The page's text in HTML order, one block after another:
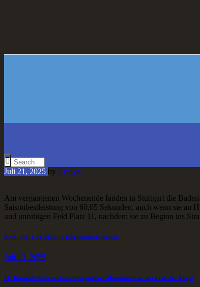
Juli 21, 2025 by Evelyn
Am vergangenen Wochenende fanden in Stuttgart die
Saisonbestleistung von 60,05 Sekunden, auch wenn sie an
und unruhigen Feld Platz 11, nachdem sie zu Beginn ins
RNK U16, U14 und U12 Einzelmeisterschaften
Juli 13, 2025
LG Kurpfalz Athleten beim Pfungstädter Abendsportfest stark mit der Kugel